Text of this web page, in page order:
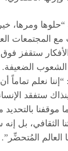
ومرها،
المجتمعات
ستقفز فوق
الشعوب الضعيفة.
نعلم تماماً
ستفقد
الثقافي، بل
العالم المُتحضِّر”.